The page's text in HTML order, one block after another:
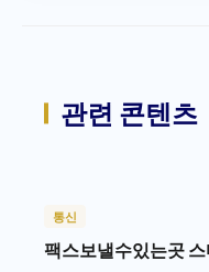
관련 콘텐츠
통신
팩스보낼수있는곳